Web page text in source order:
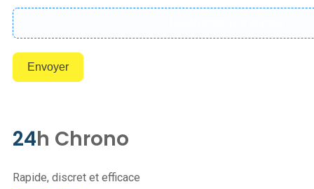
Envoyer
24h Chrono
Rapide, discret et efficace